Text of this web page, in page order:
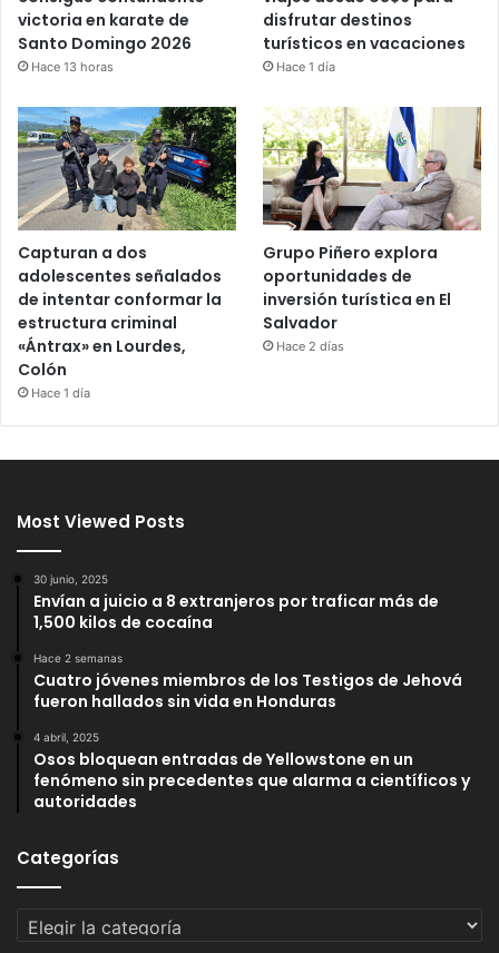
victoria en karate de
Santo Domingo 2026
Hace 13 horas
disfrutar destinos
turísticos en vacaciones
Hace 1 día
Capturan a dos
adolescentes señalados
de intentar conformar la
estructura criminal
«Ántrax» en Lourdes,
Colón
Hace 1 día
Grupo Piñero explora
oportunidades de
inversión turística en El
Salvador
Hace 2 días
Most Viewed Posts
30 junio, 2025
Envían a juicio a 8 extranjeros por traficar más de
1,500 kilos de cocaína
Hace 2 semanas
Cuatro jóvenes miembros de los Testigos de Jehová
fueron hallados sin vida en Honduras
4 abril, 2025
Osos bloquean entradas de Yellowstone en un
fenómeno sin precedentes que alarma a científicos y
autoridades
Categorías
Categorías